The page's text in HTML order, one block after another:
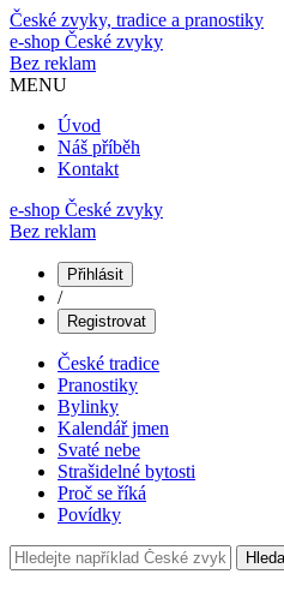
České zvyky, tradice a pranostiky
e-shop České zvyky
Bez reklam
MENU
Úvod
Náš příběh
Kontakt
e-shop České zvyky
Bez reklam
Přihlásit
/
Registrovat
České tradice
Pranostiky
Bylinky
Kalendář jmen
Svaté nebe
Strašidelné bytosti
Proč se říká
Povídky